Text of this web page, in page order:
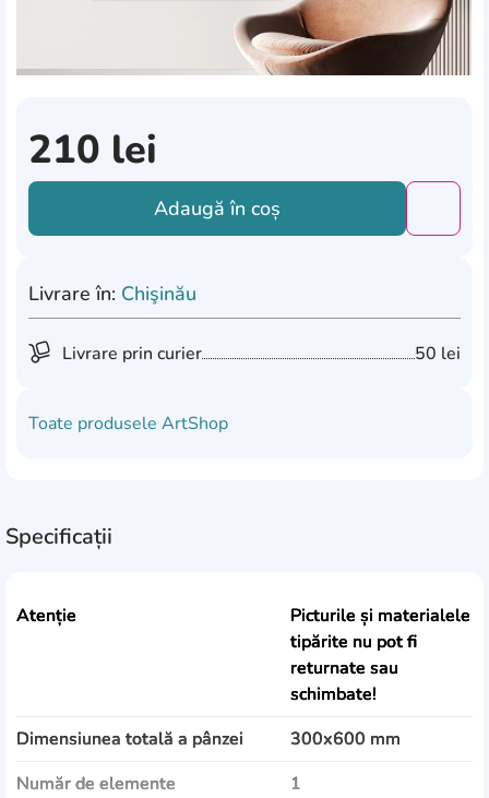
210 lei
Adaugă în coș
Livrare în: Chişinău
Livrare prin curier 50 lei
Toate produsele ArtShop
Specificații
Atenție
Picturile și materialele
tipărite nu pot fi
returnate sau
schimbate!
Dimensiunea totală a pânzei
300x600 mm
Număr de elemente
1